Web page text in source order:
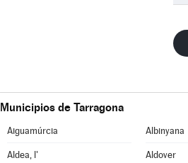
Municipios de Tarragona
Aiguamúrcia Albinyana
Aldea, l' Aldover